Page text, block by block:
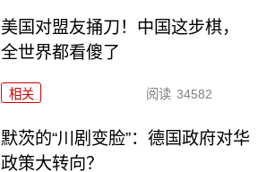
美国对盟友捅刀！中国这步棋，
全世界都看傻了
相关 阅读 34582
默茨的“川剧变脸”：德国政府对华
政策大转向？